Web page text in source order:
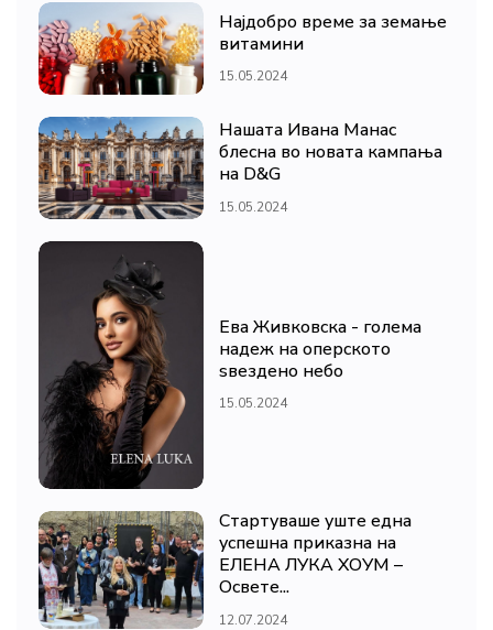
Најдобро време за земање
витамини
15.05.2024
Нашата Ивана Манас
блесна во новата кампања
на D&G
15.05.2024
Ева Живковска - голема
надеж на оперското
ѕвездено небо
15.05.2024
Стартуваше уште една
успешна приказна на
ЕЛЕНА ЛУКА ХОУМ –
Освете...
12.07.2024